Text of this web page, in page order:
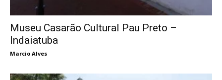
Museu Casarão Cultural Pau Preto –
Indaiatuba
Marcio Alves